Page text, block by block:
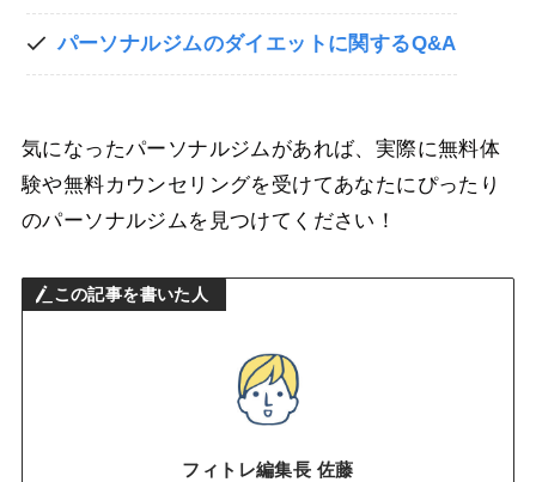
パーソナルジムのダイエットに関するQ&A
気になったパーソナルジムがあれば、実際に無料体
験や無料カウンセリングを受けてあなたにぴったり
のパーソナルジムを見つけてください！
この記事を書いた人
フィトレ編集長 佐藤